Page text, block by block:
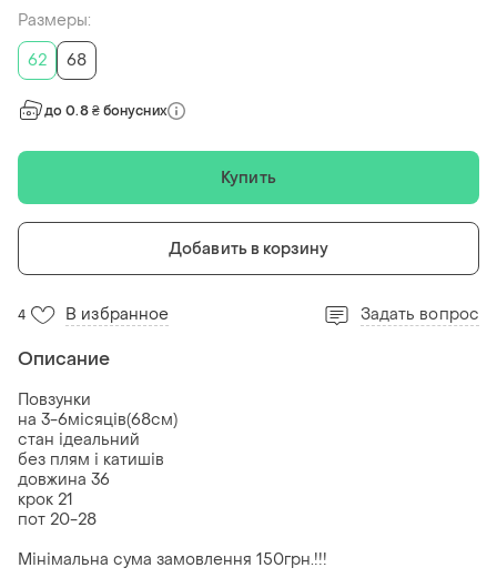
Размеры:
62
68
до 0.8 ₴ бонусних
Купить
Добавить в корзину
4 В избранное Задать вопрос
Описание
Повзунки
на 3-6місяців(68см)
стан ідеальний
без плям і катишів
довжина 36
крок 21
пот 20-28
Мінімальна сума замовлення 150грн.!!!